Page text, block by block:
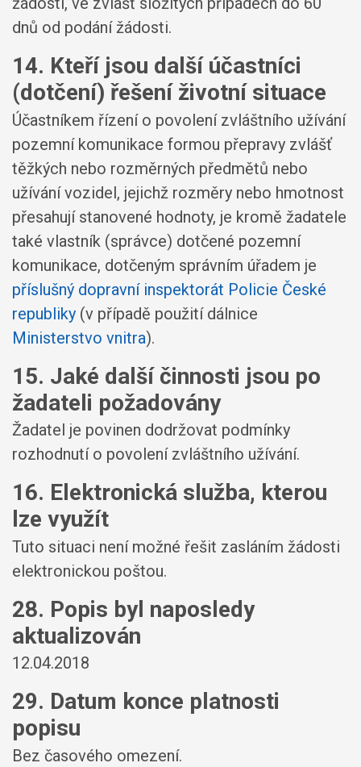
dnů od podání žádosti.
14. Kteří jsou další účastníci
(dotčení) řešení životní situace
Účastníkem řízení o povolení zvláštního užívání
pozemní komunikace formou přepravy zvlášť
těžkých nebo rozměrných předmětů nebo
užívání vozidel, jejichž rozměry nebo hmotnost
přesahují stanovené hodnoty, je kromě žadatele
také vlastník (správce) dotčené pozemní
komunikace, dotčeným správním úřadem je
příslušný dopravní inspektorát Policie České
republiky (v případě použití dálnice
Ministerstvo vnitra).
15. Jaké další činnosti jsou po
žadateli požadovány
Žadatel je povinen dodržovat podmínky
rozhodnutí o povolení zvláštního užívání.
16. Elektronická služba, kterou
lze využít
Tuto situaci není možné řešit zasláním žádosti
elektronickou poštou.
28. Popis byl naposledy
aktualizován
12.04.2018
29. Datum konce platnosti
popisu
Bez časového omezení.